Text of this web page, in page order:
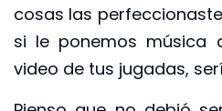
cosas las
si le ponemos música
video de tus jugadas,